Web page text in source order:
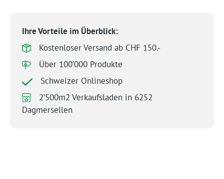
Ihre Vorteile im Überblick:
Kostenloser Versand ab CHF 150.-
Über 100’000 Produkte
Schweizer Onlineshop
2’500m2 Verkaufsladen in 6252
Dagmersellen